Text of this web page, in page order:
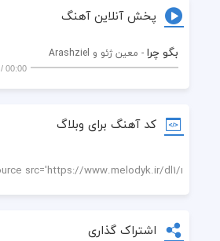
پخش آنلاین آهنگ
بگو چرا - معین ژئو و Arashziel
00:00
/
کد آهنگ برای وبلاگ
اشتراک گذاری